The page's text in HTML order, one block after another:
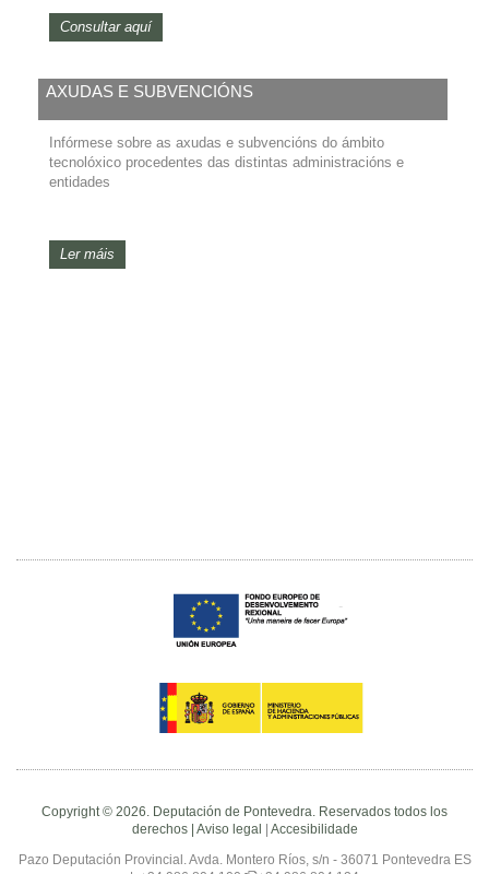
Consultar aquí
AXUDAS E SUBVENCIÓNS
Infórmese sobre as axudas e subvencións do ámbito
tecnolóxico procedentes das distintas administracións e
entidades
Ler máis
Copyright © 2026. Deputación de Pontevedra. Reservados todos los
derechos | Aviso legal Accesibilidade
Pazo Deputación Provincial. Avda. Montero Ríos, s/n - 36071 Pontevedra ES